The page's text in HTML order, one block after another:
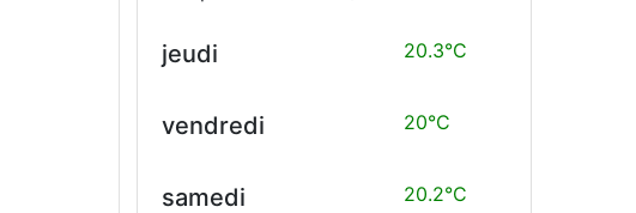
jeudi 20.3°C
vendredi 20°C
samedi 20.2°C